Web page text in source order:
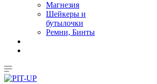
Магнезия
Шейкеры и
бутылочки
Ремни, Бинты